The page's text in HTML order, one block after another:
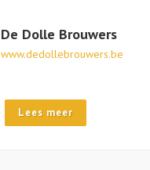
De Dolle Brouwers
www.dedollebrouwers.be
Lees meer